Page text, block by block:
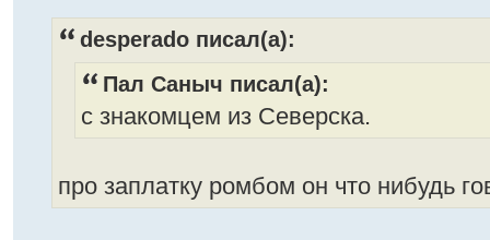
desperado писал(а):
Пал Саныч писал(а):
с знакомцем из Северска.
про заплатку ромбом он что нибудь